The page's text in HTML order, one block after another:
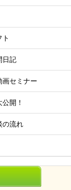
日記
画セミナー
開！
の流れ